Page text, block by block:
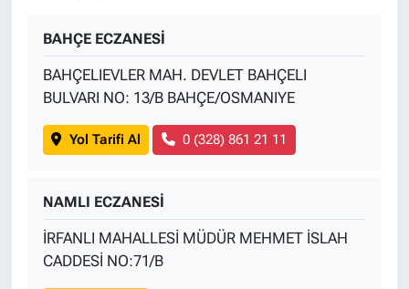
BAHÇE ECZANESİ
BAHÇELIEVLER MAH. DEVLET BAHÇELI
BULVARI NO: 13/B BAHÇE/OSMANIYE
Yol Tarifi Al 0 (328) 861 21 11
NAMLI ECZANESİ
İRFANLI MAHALLESİ MÜDÜR MEHMET İSLAH
CADDESİ NO:71/B